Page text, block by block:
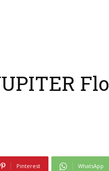
Pinterest WhatsApp